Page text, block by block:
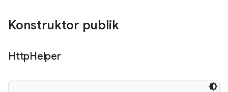
Konstruktor publik
HttpHelper